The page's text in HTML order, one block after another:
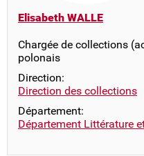
Elisabeth WALLE
Chargée de collections
polonais
Direction:
Direction des collections
Département:
Département Littérature